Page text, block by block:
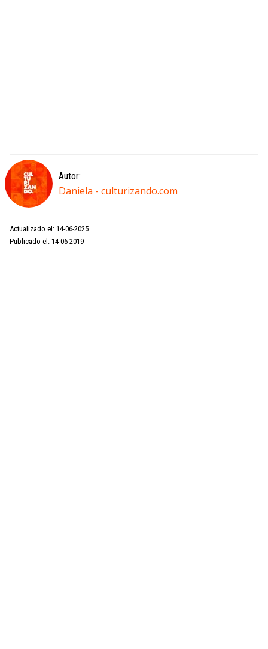
Autor:
Daniela - culturizando.com
Actualizado el: 14-06-2025
Publicado el: 14-06-2019